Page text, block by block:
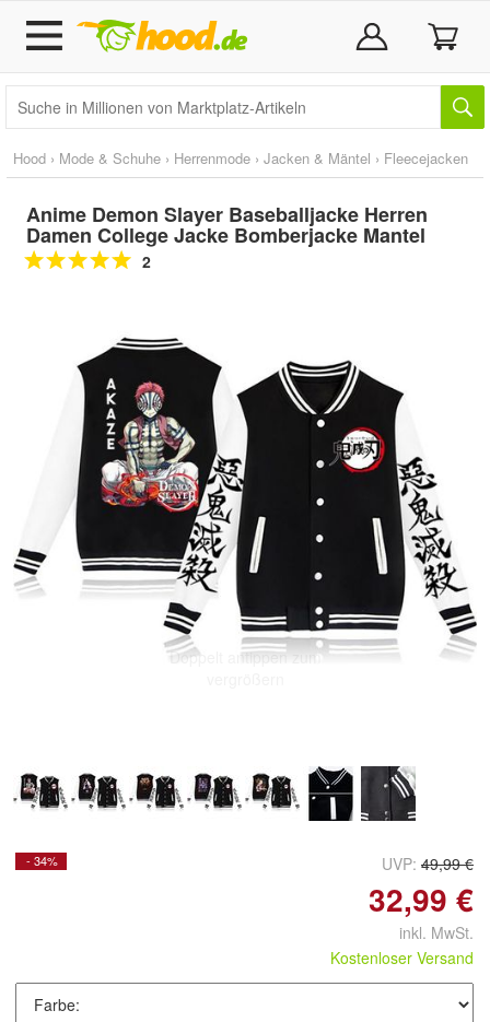
Hood › Mode & Schuhe › Herrenmode › Jacken & Mäntel › Fleecejacken
Anime Demon Slayer Baseballjacke Herren
Damen College Jacke Bomberjacke Mantel
2
Doppelt antippen zum
- 34% UVP: 49,99 €
32,99 €
inkl. MwSt.
Kostenloser Versand